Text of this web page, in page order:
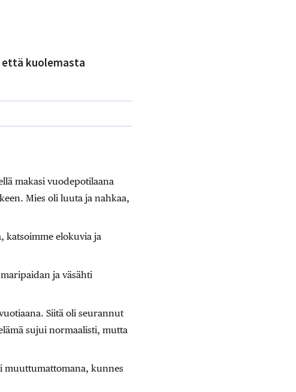
kuolemasta
makasi vuodepotilaana
Mies oli luuta ja nahkaa,
katsoimme elokuvia ja
ja väsähti
Siitä oli seurannut
sujui normaalisti, mutta
muuttumattomana, kunnes